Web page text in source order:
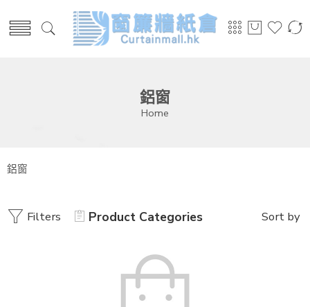
鋁窗
Home
鋁窗
Filters Product Categories Sort by